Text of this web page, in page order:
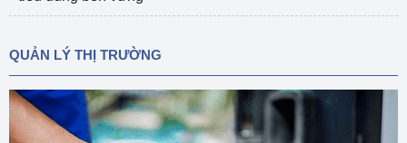
QUẢN LÝ THỊ TRƯỜNG